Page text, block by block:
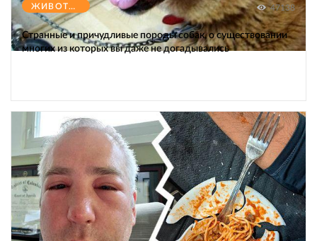
ЖИВОТНЫЕ 47138
Странные и причудливые породы собак, о существовании
многих из которых вы даже не догадывались